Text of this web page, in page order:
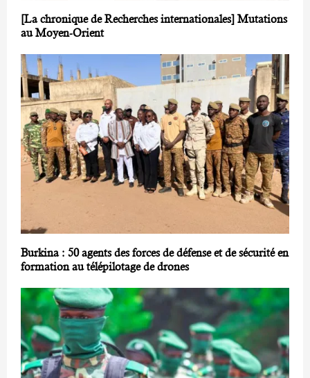
[La chronique de Recherches internationales] Mutations
au Moyen-Orient
Burkina : 50 agents des forces de défense et de sécurité en
formation au télépilotage de drones